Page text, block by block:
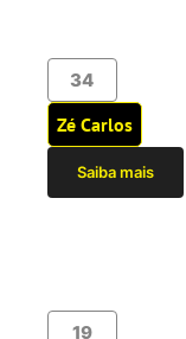
34
Zé Carlos
Saiba mais
19